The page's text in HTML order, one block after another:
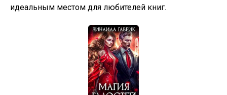
идеальным местом для любителей книг.